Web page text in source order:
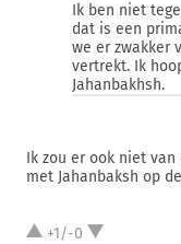
Ik ben niet
dat is een
we er zwakker
vertrekt. Ik
Jahanbakhsh.
Ik zou er ook niet
met Jahanbaksh op
+1/-0